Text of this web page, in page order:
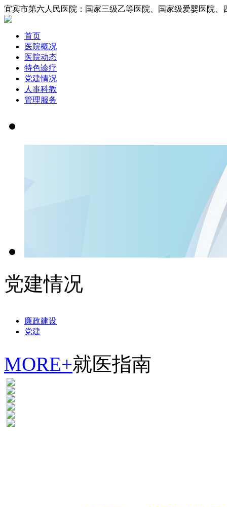
宜宾市第六人民医院：国家三级乙等医院、国家
首页
医院概况
医院动态
特色诊疗
党建情况
人事科教
管理服务
党建情况
廉政建设
党建
MORE+就医指南